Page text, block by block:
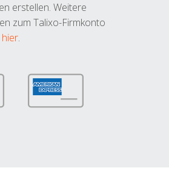
erstellen. Weitere
zum Talixo-Firmkonto
hier.